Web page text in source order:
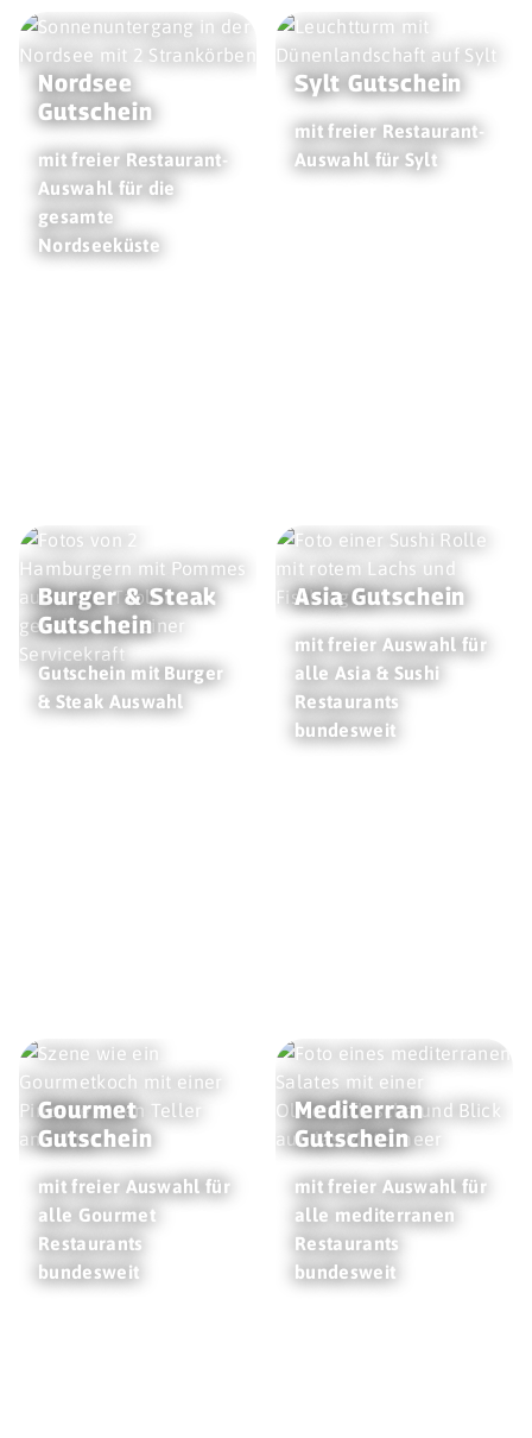
Nordsee
Gutschein
mit freier Restaurant-
Auswahl für die
gesamte
Nordseeküste
Sylt Gutschein
mit freier Restaurant-
Auswahl für Sylt
Burger & Steak
Gutschein
Gutschein mit Burger
& Steak Auswahl
Asia Gutschein
mit freier Auswahl für
alle Asia & Sushi
Restaurants
bundesweit
Gourmet
Gutschein
mit freier Auswahl für
alle Gourmet
Restaurants
bundesweit
Mediterran
Gutschein
mit freier Auswahl für
alle mediterranen
Restaurants
bundesweit